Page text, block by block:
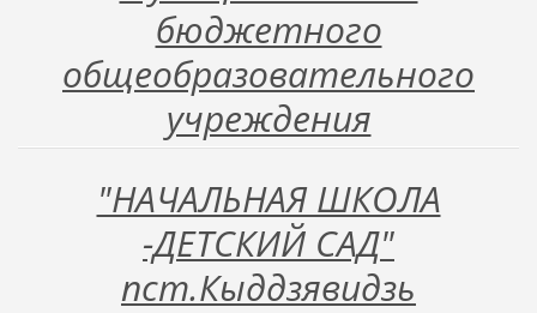
бюджетного
общеобразовательного
учреждения
"НАЧАЛЬНАЯ ШКОЛА
-ДЕТСКИЙ САД"
пст.Кыддзявидзь